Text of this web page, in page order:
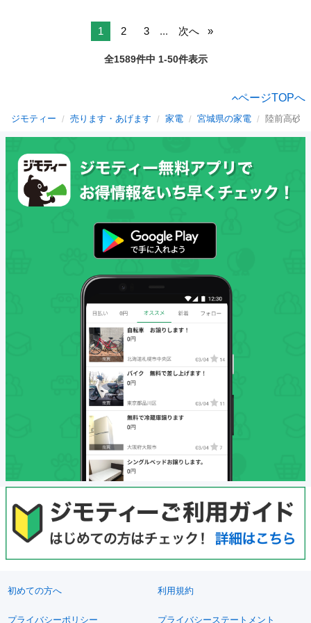
1 2 3 ... 次へ
全1589件中 1-50件表示
ページTOPへ
ジモティー 売ります・あげます 家電 宮城県の家電 陸前高砂
初めての方へ 利用規約
プライバシーポリシー プライバシーステートメント